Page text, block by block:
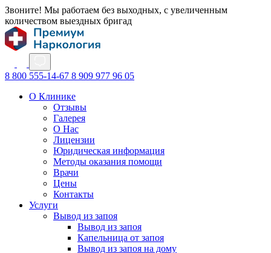
Звоните! Мы работаем без выходных, с увеличенным
количеством выездных бригад
8 800 555-14-67 8 909 977 96 05
О Клинике
Отзывы
Галерея
О Нас
Лицензии
Юридическая информация
Методы оказания помощи
Врачи
Цены
Контакты
Услуги
Вывод из запоя
Вывод из запоя
Капельница от запоя
Вывод из запоя на дому